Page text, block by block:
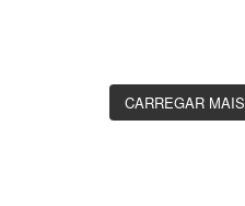
CARREGAR MAIS